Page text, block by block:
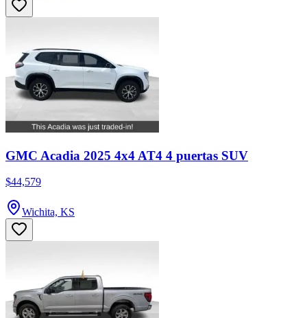
GMC Acadia 2025 4x4 AT4 4 puertas SUV
$44,579
Wichita, KS